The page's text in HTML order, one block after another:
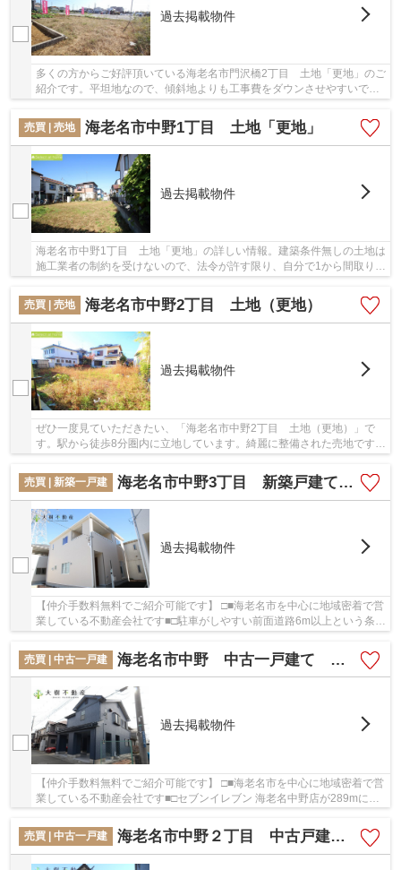
過去掲載物件
多くの方からご好評頂いている海老名市門沢橋2丁目 土地「更地」のご
紹介です。平坦地なので、傾斜地よりも工事費をダウンさせやすいです
売買 | 売地
海老名市中野1丁目 土地「更地」
過去掲載物件
海老名市中野1丁目 土地「更地」の詳しい情報。建築条件無しの土地は
施工業者の制約を受けないので、法令が許す限り、自分で1から間取りを
売買 | 売地
海老名市中野2丁目 土地（更地）
過去掲載物件
ぜひ一度見ていただきたい、「海老名市中野2丁目 土地（更地）」で
す。駅から徒歩8分圏内に立地しています。綺麗に整備された売地ですの
売買 | 新築一戸建
海老名市中野3丁目 新築戸建て 全３棟 【仲介手数料無料】
過去掲載物件
【仲介手数料無料でご紹介可能です】 □■海老名市を中心に地域密着で営
業している不動産会社です■□駐車がしやすい前面道路6m以上という条件
を備えております。ベタ基礎の物件は点ではな...
売買 | 中古一戸建
海老名市中野 中古一戸建て 【仲介手数料無料】
過去掲載物件
【仲介手数料無料でご紹介可能です】 □■海老名市を中心に地域密着で営
業している不動産会社です■□セブンイレブン 海老名中野店が289mにあ
売買 | 中古一戸建
海老名市中野２丁目 中古戸建て